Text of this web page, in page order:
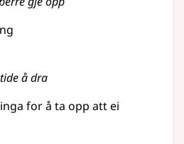
å dra
for å ta opp att ei